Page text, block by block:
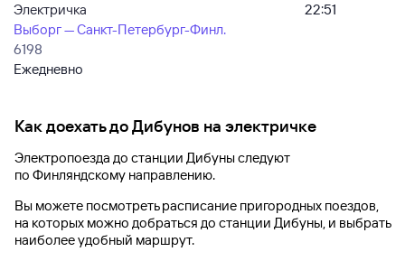
Электричка
Выборг — Санкт-Петербург-Финл.
6198
Ежедневно
22:51
Как доехать доДибунов на электричке
Электропоезда до станции Дибуныследуют
по Финляндскому направлению.
Вы можете посмотреть расписание пригородных поездов,
на которых можно добраться до станции Дибуны, и выбрать
наиболее удобный маршрут.